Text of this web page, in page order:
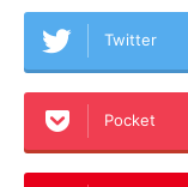
Twitter
Pocket